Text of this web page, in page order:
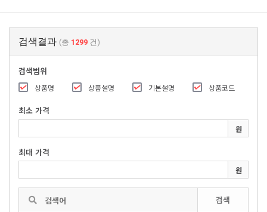
검색결과 (총 1299 건)
검색범위
상품명 상품설명 기본설명 상품코드
최소 가격
원
최대 가격
원
검색